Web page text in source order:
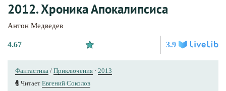
2012. Хроника Апокалипсиса
Антон Медведев
4.67 3.9
Фантастика / Приключения · 2013
Читает Евгений Соколов